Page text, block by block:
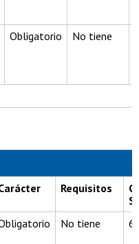
Obligatorio No tiene
Requisitos
No tiene 6